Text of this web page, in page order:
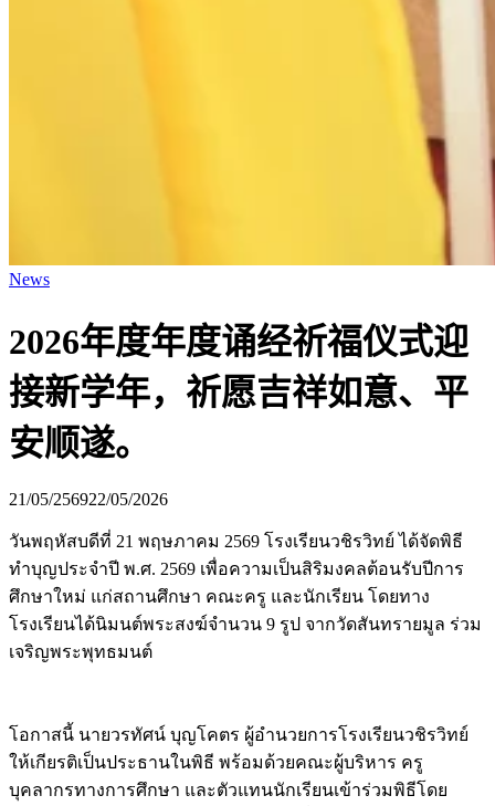
News
2026年度年度诵经祈福仪式迎
接新学年，祈愿吉祥如意、平
安顺遂。
21/05/256922/05/2026
วันพฤหัสบดีที่ 21 พฤษภาคม 2569 โรงเรียนวชิรวิทย์ ได้จัดพิธี
ทำบุญประจำปี พ.ศ. 2569 เพื่อความเป็นสิริมงคลต้อนรับปีการ
ศึกษาใหม่ แก่สถานศึกษา คณะครู และนักเรียน โดยทาง
โรงเรียนได้นิมนต์พระสงฆ์จำนวน 9 รูป จากวัดสันทรายมูล ร่วม
เจริญพระพุทธมนต์
โอกาสนี้ นายวรทัศน์ บุญโคตร ผู้อำนวยการโรงเรียนวชิรวิทย์
ให้เกียรติเป็นประธานในพิธี พร้อมด้วยคณะผู้บริหาร ครู
บุคลากรทางการศึกษา และตัวแทนนักเรียนเข้าร่วมพิธีโดย